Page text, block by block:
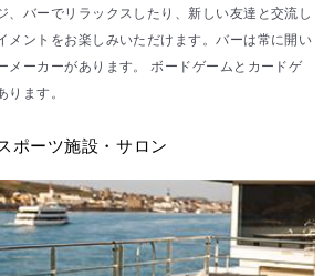
、バーでリラックスしたり、新しい友達と交流し
メントをお楽しみいただけます。バーは常に開い
メーカーがあります。 ボードゲームとカードゲ
ります。
ポーツ施設・サロン